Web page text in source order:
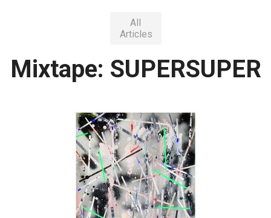
All
Articles
Mixtape: SUPERSUPER